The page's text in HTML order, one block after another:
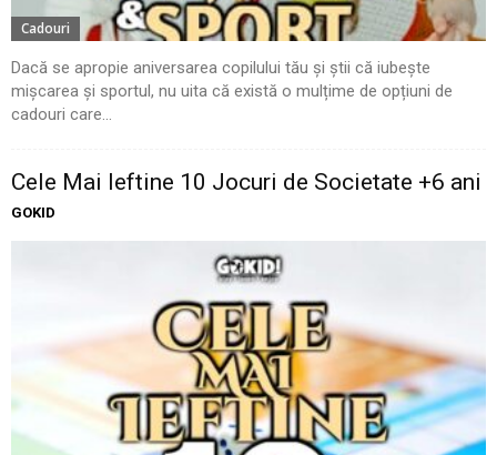
Cadouri
Dacă se apropie aniversarea copilului tău și știi că iubește
mișcarea și sportul, nu uita că există o mulțime de opțiuni de
cadouri care...
Cele Mai Ieftine 10 Jocuri de Societate +6 ani
GOKID